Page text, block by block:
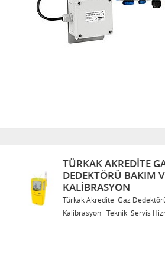
TÜRKAK AKREDITE GAZ
DEDEKTÖRÜ BAKIM VE
KALIBRASYON
Türkak Akredite Gaz Dedektörü Bakım ve
Kalibrasyon Teknik Servis Hizmetleri